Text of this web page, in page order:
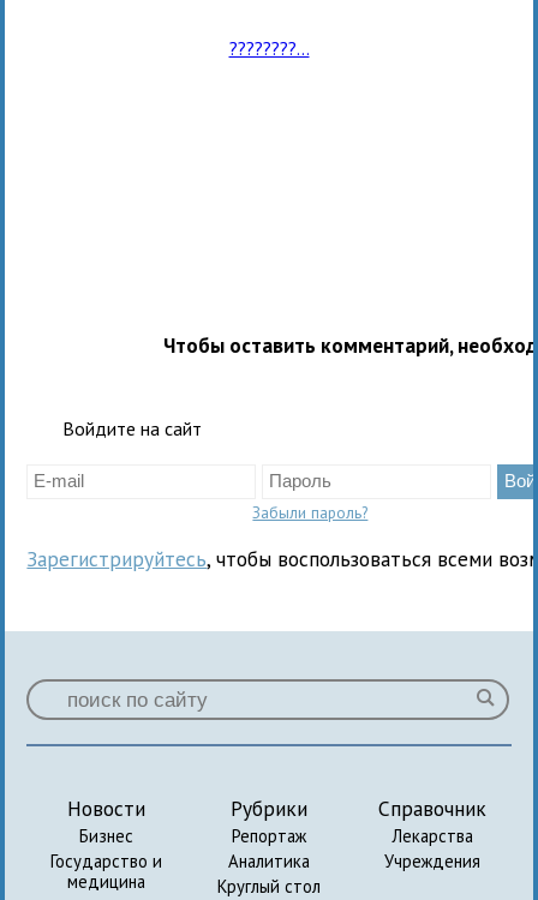
????????...
Чтобы оставить комментарий,
Войдите на сайт
Забыли пароль?
Зарегистрируйтесь, чтобы воспользоваться всеми
Новости
Бизнес
Государство и
медицина
Рубрики
Репортаж
Аналитика
Круглый стол
Справочник
Лекарства
Учреждения